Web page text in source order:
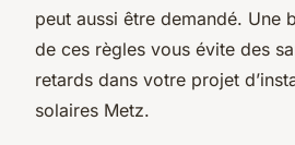
peut aussi être demandé. Une
de ces règles vous évite des
retards dans votre projet
solaires Metz.